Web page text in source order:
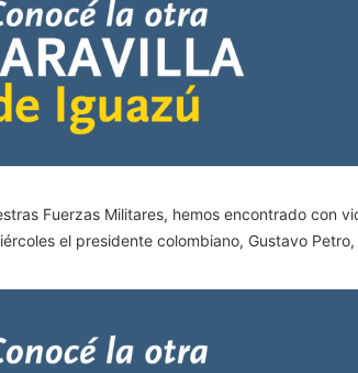
Fuerzas Militares, hemos encontrado con
el presidente colombiano, Gustavo